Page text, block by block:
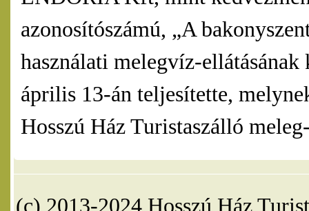
azonosítószámú, „A
használati melegvíz-
április 13-án teljesítette,
Hosszú Ház Turistaszálló
(c) 2013-2024 Hosszú Ház